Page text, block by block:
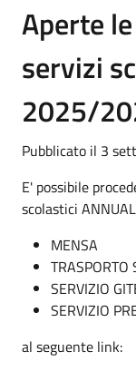
Aperte
servizi
2025/
Pubblicato il 3
E' possibile
scolastici
MENSA
TRASPORTO
SERVIZIO
SERVIZIO
al seguente link: